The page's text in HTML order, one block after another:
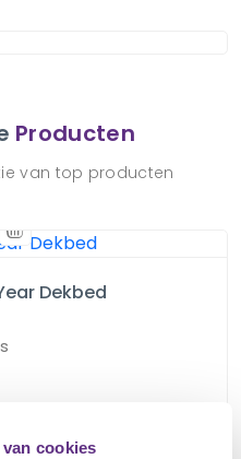
cookies
Producten
van top producten
Dekbed